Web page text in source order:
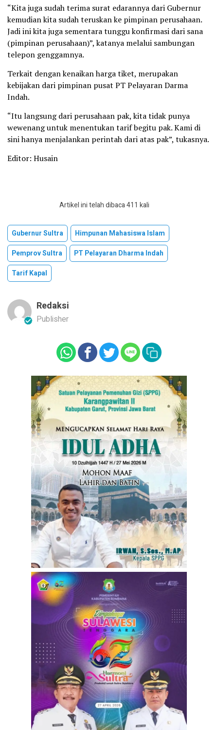
“Kita juga sudah terima surat edarannya dari Gubernur
kemudian kita sudah teruskan ke pimpinan perusahaan.
Jadi ini kita juga sementara tunggu konfirmasi dari sana
(pimpinan perusahaan)”, katanya melalui sambungan
telepon genggamnya.
Terkait dengan kenaikan harga tiket, merupakan
kebijakan dari pimpinan pusat PT Pelayaran Darma
Indah.
“Itu langsung dari perusahaan pak, kita tidak punya
wewenang untuk menentukan tarif begitu pak. Kami di
sini hanya menjalankan perintah dari atas pak”, tukasnya.
Editor: Husain
Artikel ini telah dibaca 411 kali
Gubernur Sultra
Himpunan Mahasiswa Islam
Pemprov Sultra
PT Pelayaran Dharma Indah
Tarif Kapal
Redaksi
Publisher